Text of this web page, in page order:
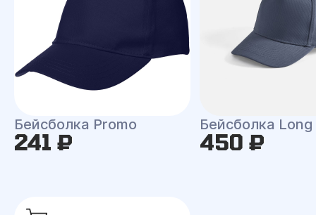
Бейсболка Promo
241 ₽
Бейсболка
450 ₽